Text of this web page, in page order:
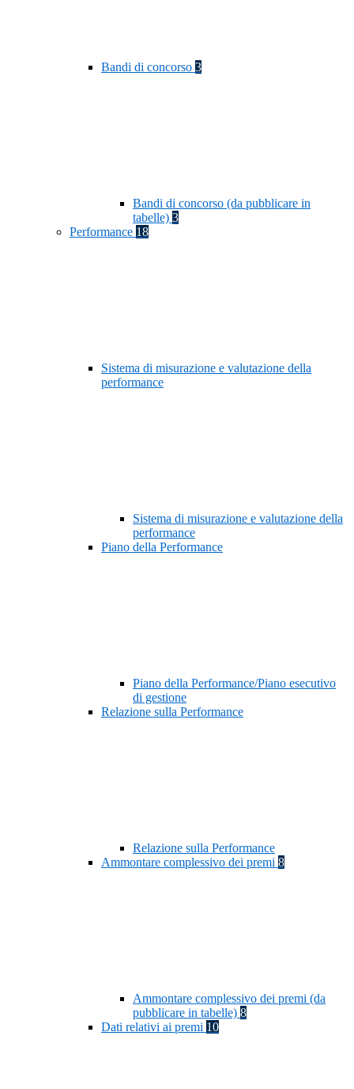
Bandi di concorso 3
Bandi di concorso (da pubblicare in
tabelle) 3
Performance 18
Sistema di misurazione e valutazione della
performance
Sistema di misurazione e valutazione della
performance
Piano della Performance
Piano della Performance/Piano esecutivo
di gestione
Relazione sulla Performance
Relazione sulla Performance
Ammontare complessivo dei premi 8
Ammontare complessivo dei premi (da
pubblicare in tabelle) 8
Dati relativi ai premi 10